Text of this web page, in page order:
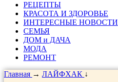
РЕЦЕПТЫ
КРАСОТА И ЗДОРОВЬЕ
ИНТЕРЕСНЫЕ НОВОСТИ
СЕМЬЯ
ДОМ и ДАЧА
МОДА
РЕМОНТ
Главная → ЛАЙФХАК ↓